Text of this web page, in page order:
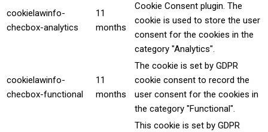
cookielawinfo-
checbox-analytics
11
months
Cookie Consent plugin. The
cookie is used to store the user
consent for the cookies in the
category "Analytics".
cookielawinfo-
checbox-functional
11
months
The cookie is set by GDPR
cookie consent to record the
user consent for the cookies in
the category "Functional".
This cookie is set by GDPR